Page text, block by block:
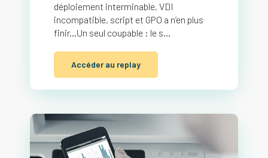
déploiement interminable, VDI
incompatible, script et GPO a n’en plus
finir...Un seul coupable : le s...
Accéder au replay